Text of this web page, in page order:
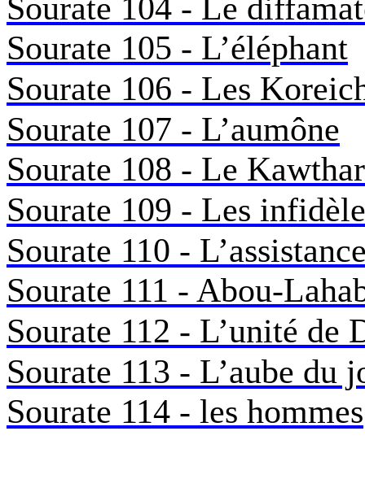
Sourate 104 - Le
Sourate 105 - L’éléphant
Sourate 106 - Les
Sourate 107 - L’aumône
Sourate 108 - Le Kawthar
Sourate 109 - Les
Sourate 110 -
Sourate 111 - Abou-
Sourate 112 - L’unité de
Sourate 113 - L’aube du
Sourate 114 - les hommes